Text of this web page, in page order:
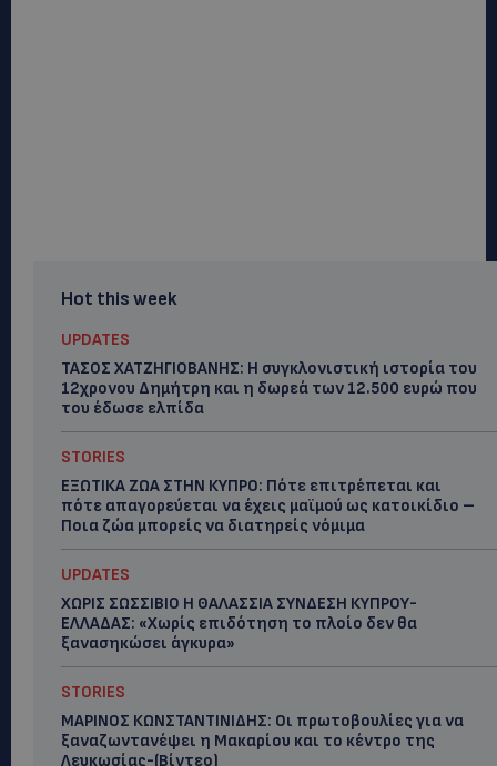
Hot this week
UPDATES
ΤΑΣΟΣ ΧΑΤΖΗΓΙΟΒΑΝΗΣ: Η συγκλονιστική ιστορία του
12χρονου Δημήτρη και η δωρεά των 12.500 ευρώ που
του έδωσε ελπίδα
STORIES
ΕΞΩΤΙΚΑ ΖΩΑ ΣΤΗΝ ΚΥΠΡΟ: Πότε επιτρέπεται και
πότε απαγορεύεται να έχεις μαϊμού ως κατοικίδιο –
Ποια ζώα μπορείς να διατηρείς νόμιμα
UPDATES
ΧΩΡΙΣ ΣΩΣΣΙΒΙΟ Η ΘΑΛΑΣΣΙΑ ΣΥΝΔΕΣΗ ΚΥΠΡΟΥ-
ΕΛΛΑΔΑΣ: «Χωρίς επιδότηση το πλοίο δεν θα
ξανασηκώσει άγκυρα»
STORIES
ΜΑΡΙΝΟΣ ΚΩΝΣΤΑΝΤΙΝΙΔΗΣ: Οι πρωτοβουλίες για να
ξαναζωντανέψει η Μακαρίου και το κέντρο της
Λευκωσίας-(Βίντεο)